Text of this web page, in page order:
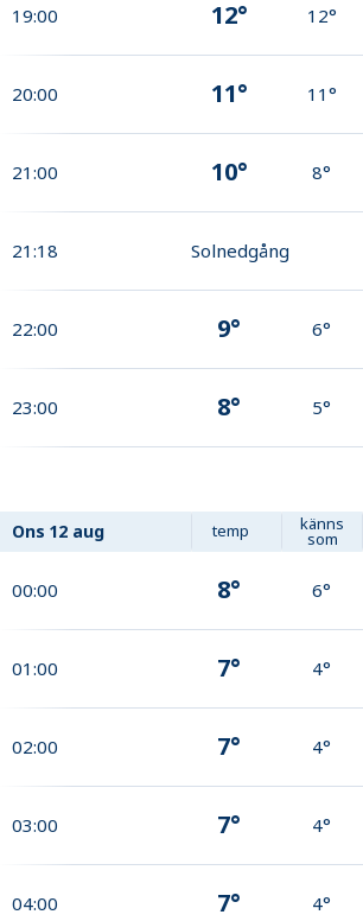
19:00 12° 12°
20:00 11° 11°
21:00 10° 8°
21:18 Solnedgång
22:00 9° 6°
23:00 8° 5°
Ons 12 aug temp känns
som
00:00 8° 6°
01:00 7° 4°
02:00 7° 4°
03:00 7° 4°
04:00 7° 4°